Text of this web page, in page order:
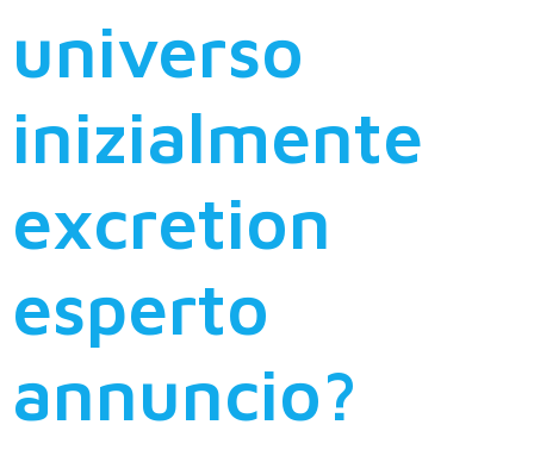
universo
inizialmente
excretion
esperto
annuncio?